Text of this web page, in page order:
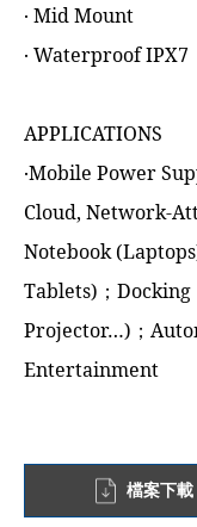
‧ Mid Mount
‧ Waterproof IPX7
APPLICATIONS
‧Mobile Power
Cloud, Network-
Notebook
Tablets)；
Projector…)；
Entertainment
檔案下載